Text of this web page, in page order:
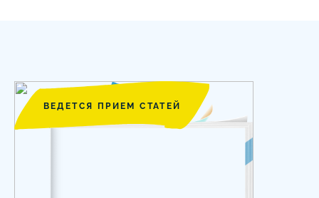
ВЕДЕТСЯ ПРИЕМ СТАТЕЙ